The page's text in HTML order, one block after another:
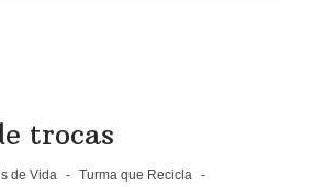
trocas
de Vida - Turma que Recicla -